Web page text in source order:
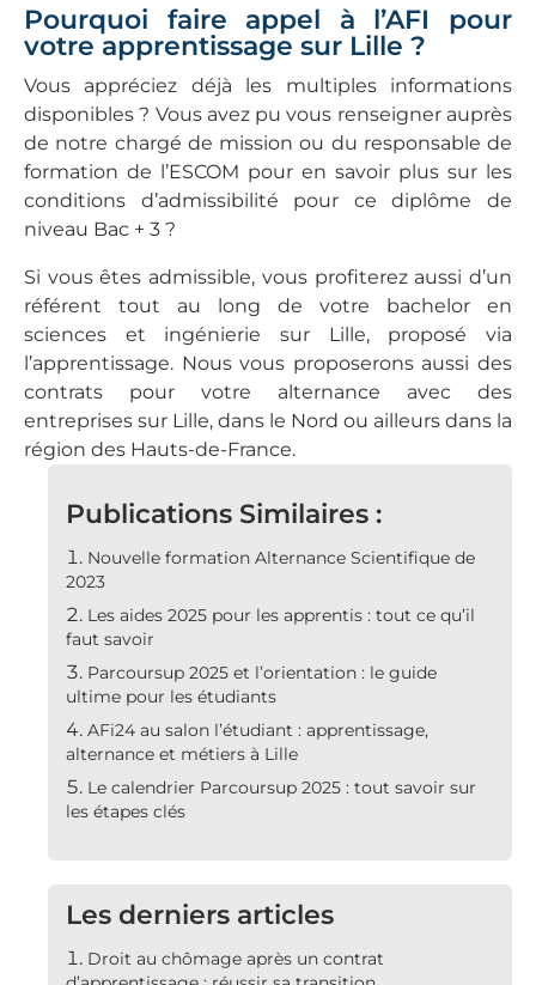
Pourquoi faire appel à l’AFI pour
votre apprentissage sur Lille ?
Vous appréciez déjà les multiples informations
disponibles ? Vous avez pu vous renseigner auprès
de notre chargé de mission ou du responsable de
formation de l’ESCOM pour en savoir plus sur les
conditions d’admissibilité pour ce diplôme de
niveau Bac + 3 ?
Si vous êtes admissible, vous profiterez aussi d’un
référent tout au long de votre bachelor en
sciences et ingénierie sur Lille, proposé via
l’apprentissage. Nous vous proposerons aussi des
contrats pour votre alternance avec des
entreprises sur Lille, dans le Nord ou ailleurs dans la
région des Hauts-de-France.
Publications Similaires :
Nouvelle formation Alternance Scientifique de
2023
Les aides 2025 pour les apprentis : tout ce qu’il
faut savoir
Parcoursup 2025 et l’orientation : le guide
ultime pour les étudiants
AFi24 au salon l’étudiant : apprentissage,
alternance et métiers à Lille
Le calendrier Parcoursup 2025 : tout savoir sur
les étapes clés
Les derniers articles
Droit au chômage après un contrat